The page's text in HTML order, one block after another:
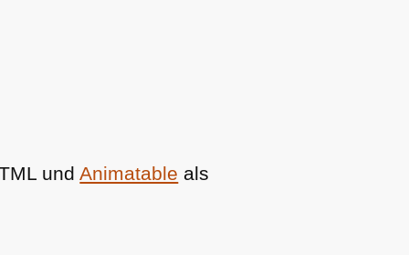
undAnimatable als